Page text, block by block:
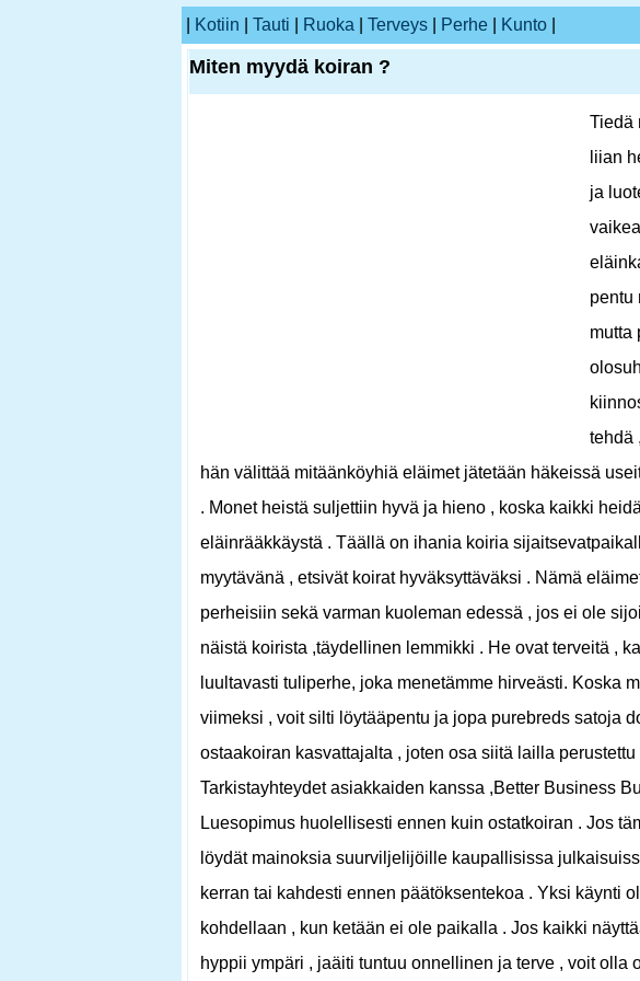
Kotiin Tauti Ruoka Terveys Perhe Kunto
Miten myydä koiran ?
Tiedä
liian
ja
pentu
mutta
tehdä
hän välittää mitäänköyhiä eläimet jätetään häkeissä
. Monet heistä suljettiin hyvä ja hieno , koska kaikki
eläinrääkkäystä . Täällä on ihania koiria
myytävänä , etsivät koirat hyväksyttäväksi . Nämä
perheisiin sekä varman kuoleman edessä , jos ei ole
näistä koirista ,täydellinen lemmikki . He ovat terveitä ,
luultavasti tuliperhe, joka menetämme hirveästi. Koska
viimeksi , voit silti löytääpentu ja jopa purebreds satoja
ostaakoiran kasvattajalta , joten osa siitä lailla
Tarkistayhteydet asiakkaiden kanssa ,Better Business
Luesopimus huolellisesti ennen kuin ostatkoiran . Jos
löydät mainoksia suurviljelijöille kaupallisissa
kerran tai kahdesti ennen päätöksentekoa . Yksi käynti
kohdellaan , kun ketään ei ole paikalla . Jos kaikki
hyppii ympäri , jaäiti tuntuu onnellinen ja terve , voit olla